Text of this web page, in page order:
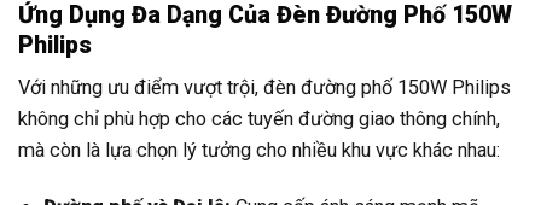
Ứng Dụng Đa Dạng Của Đèn Đường Phố 150W
Philips
Với những ưu điểm vượt trội, đèn đường phố 150W Philips
không chỉ phù hợp cho các tuyến đường giao thông chính,
mà còn là lựa chọn lý tưởng cho nhiều khu vực khác nhau: